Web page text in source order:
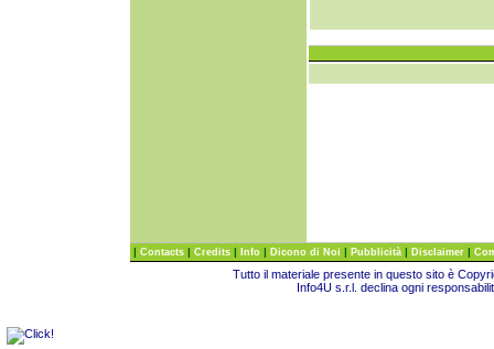
| Contacts | Credits | Info | Dicono di Noi | Pubblicità | Disclaimer |
Tutto il materiale presente in questo sito è
Info4U s.r.l. declina ogni